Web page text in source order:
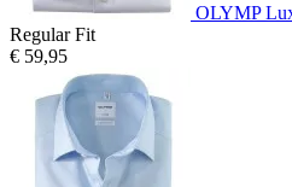
OLYMP
Regular Fit
€ 59,95